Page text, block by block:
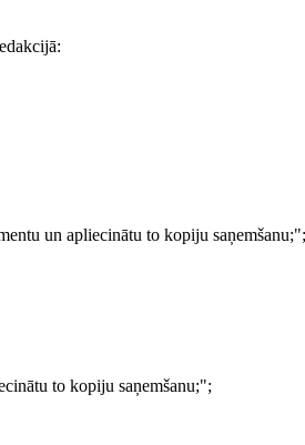
un apliecinātu to kopiju saņemšanu;";
to kopiju saņemšanu;";